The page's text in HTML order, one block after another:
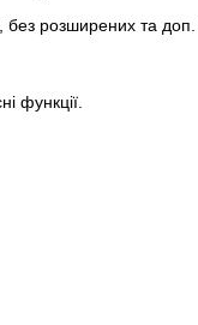
без розширених та
функції.